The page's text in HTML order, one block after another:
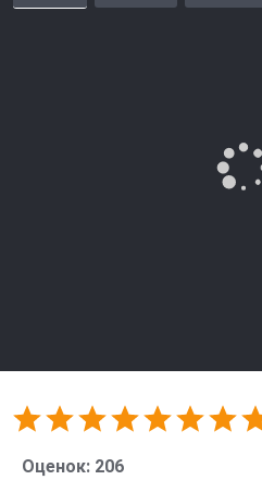
обстоятельствах. Ричард
новостей, но благоприятная
начинает меняться. Агентам
Оценок: 206